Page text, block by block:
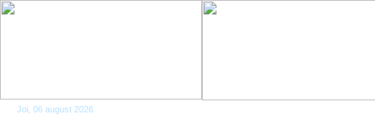
Joi, 06 august 2026